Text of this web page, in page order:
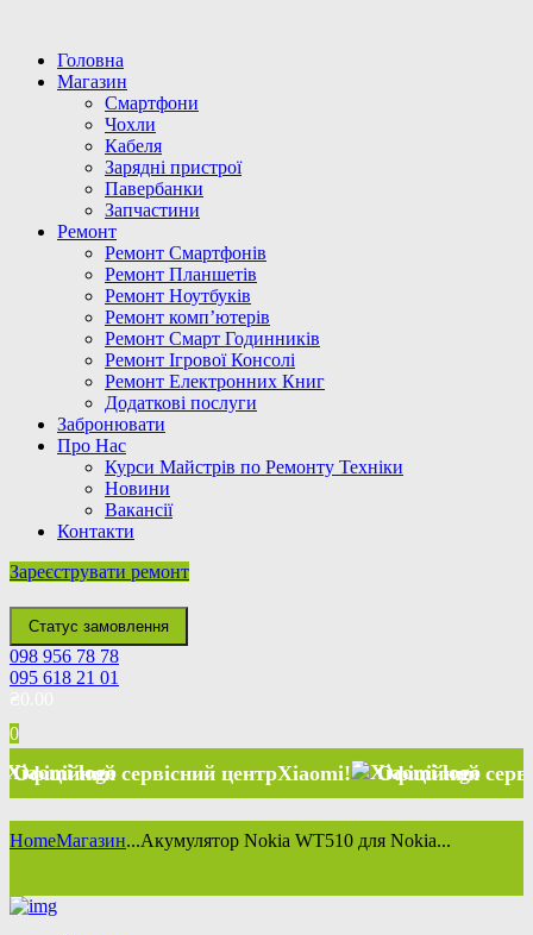
Головна
Магазин
Смартфони
Чохли
Кабеля
Зарядні пристрої
Павербанки
Запчастини
Ремонт
Ремонт Смартфонів
Ремонт Планшетів
Ремонт Ноутбуків
Ремонт комп’ютерів
Ремонт Смарт Годинників
Ремонт Ігрової Консолі
Ремонт Електронних Книг
Додаткові послуги
Забронювати
Про Нас
Курси Майстрів по Ремонту Техніки
Новини
Вакансії
Контакти
Зареєструвати ремонт
Статус замовлення
098 956 78 78
095 618 21 01
0
сервісний центрXiaomi! Офіційний сервісний
HomeМагазин...Акумулятор Nokia WT510 для Nokia...